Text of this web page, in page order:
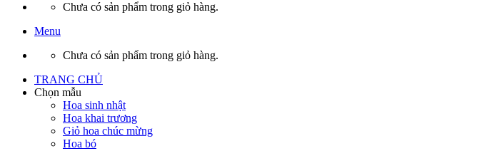
Chưa có sản phẩm trong giỏ hàng.
Menu
Chưa có sản phẩm trong giỏ hàng.
TRANG CHỦ
Chọn mẫu
Hoa sinh nhật
Hoa khai trương
Giỏ hoa chúc mừng
Hoa bó